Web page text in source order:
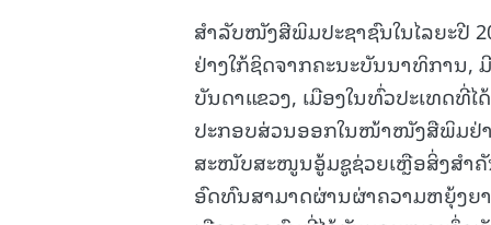
ສໍາລັບໜັງສືພິມປະຊາຊົນໃນໄລຍະປີ
ຢ່າງໃກ້ຊິດຈາກຄະນະບັນນາທິການ,
ບັນດາແຂວງ, ເມືອງໃນທົ່ວປະເທດທີ່
ປະກອບສ່ວນອອກໃນໜ້າໜັງສືພິມຢ່
ສະໜັບສະໜູນອູ້ມຊູຊ່ວຍເຫຼືອສິ່ງສໍາ
ອົດທົນສາມາດຜ່ານຜ່າຄວາມຫຍຸ້ງ